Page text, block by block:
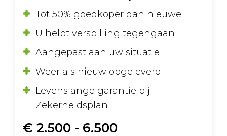
Tot 50% goedkoper dan nieuwe
U helpt verspilling tegengaan
Aangepast aan uw situatie
Weer als nieuw opgeleverd
Levenslange garantie bij
Zekerheidsplan
€ 2.500 - 6.500